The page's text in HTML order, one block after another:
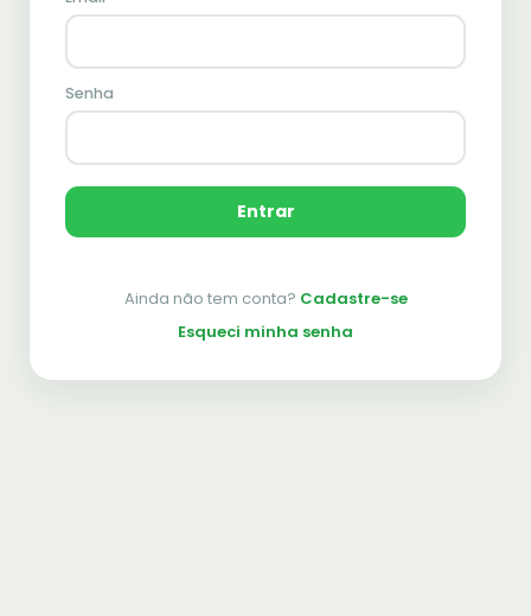
Senha
Entrar
Ainda não tem conta? Cadastre-se
Esqueci minha senha